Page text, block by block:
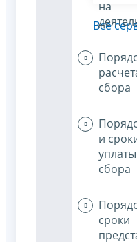
на
сбора
и
уплаты
сбора
сроки
Все